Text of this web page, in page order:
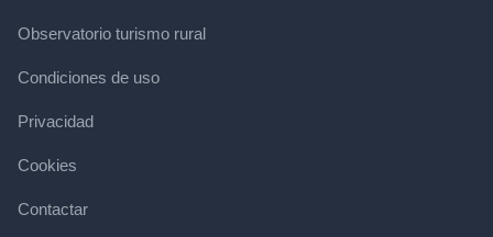
Observatorio turismo rural
Condiciones de uso
Privacidad
Cookies
Contactar